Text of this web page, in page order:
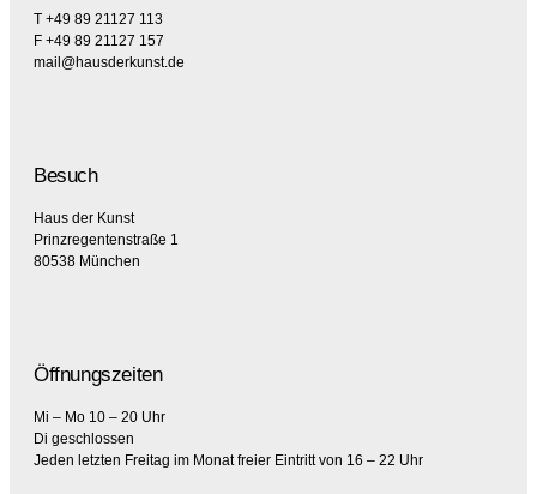
T +49 89 21127 113
F +49 89 21127 157
mail@hausderkunst.de
Besuch
Haus der Kunst
Prinzregentenstraße 1
80538 München
Öffnungszeiten
Mi – Mo 10 – 20 Uhr
Di geschlossen
Jeden letzten Freitag im Monat freier Eintritt von 16 – 22 Uhr